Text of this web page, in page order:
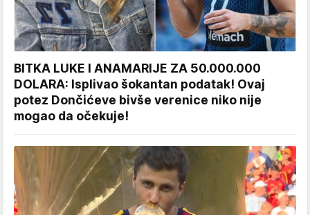
BITKA LUKE I ANAMARIJE ZA 50.000.000
DOLARA: Isplivao šokantan podatak! Ovaj
potez Dončićeve bivše verenice niko nije
mogao da očekuje!